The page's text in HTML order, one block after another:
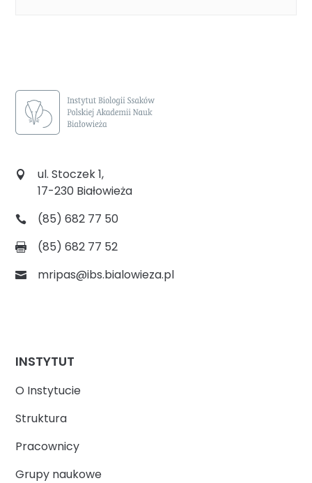
ul. Stoczek 1,
17-230 Białowieża
(85) 682 77 50
(85) 682 77 52
mripas@ibs.bialowieza.pl
INSTYTUT
O Instytucie
Struktura
Pracownicy
Grupy naukowe